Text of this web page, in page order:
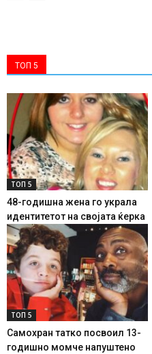
ТОП 5
ТОП 5
48-годишна жена го украла
идентитетот на својата ќерка
ТОП 5
Самохран татко посвоил 13-
годишно момче напуштено